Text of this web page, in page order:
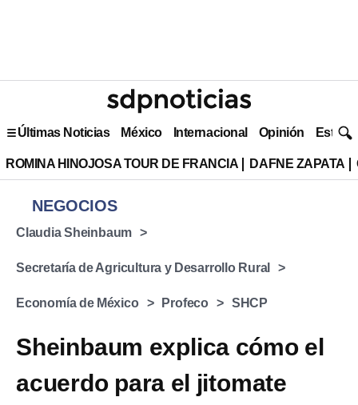
Últimas Noticias México Internacional Opinión Estilo
ROMINA HINOJOSA TOUR DE FRANCIA DAFNE ZAPATA
NEGOCIOS
Claudia Sheinbaum
Secretaría de Agricultura y Desarrollo Rural
Economía de México Profeco SHCP
Sheinbaum explica cómo el
acuerdo para el jitomate